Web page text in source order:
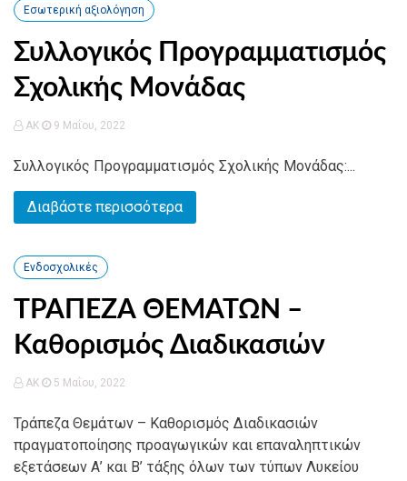
Εσωτερική αξιολόγηση
Συλλογικός Προγραμματισμός
Σχολικής Μονάδας
AK 9 Μαΐου, 2022
Συλλογικός Προγραμματισμός Σχολικής Μονάδας:...
Διαβάστε περισσότερα
Ενδοσχολικές
ΤΡΑΠΕΖΑ ΘΕΜΑΤΩΝ –
Καθορισμός Διαδικασιών
AK 5 Μαΐου, 2022
Τράπεζα Θεμάτων – Καθορισμός Διαδικασιών
πραγματοποίησης προαγωγικών και επαναληπτικών
εξετάσεων Α’ και Β’ τάξης όλων των τύπων Λυκείου